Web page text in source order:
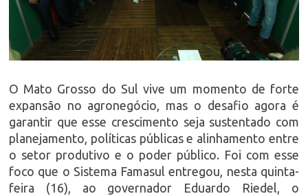
O Mato Grosso do Sul vive um momento de forte
expansão no agronegócio, mas o desafio agora é
garantir que esse crescimento seja sustentado com
planejamento, políticas públicas e alinhamento entre
o setor produtivo e o poder público. Foi com esse
foco que o Sistema Famasul entregou, nesta quinta-
feira (16), ao governador Eduardo Riedel, o